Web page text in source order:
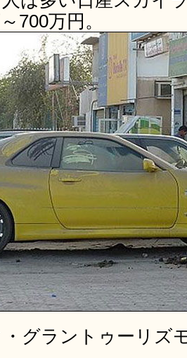
700万円。
グラントゥーリズ